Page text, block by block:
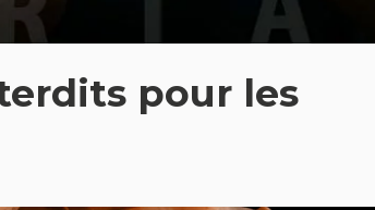
pour les